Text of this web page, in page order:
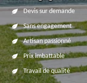
Devis sur demande
Sans engagement
Artisan passionné
Prix imbattable
Travail de qualité